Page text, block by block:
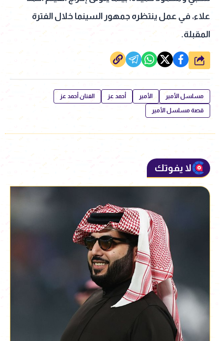
علاء، في عمل ينتظره جمهور السينما خلال الفترة
المقبلة.
شارك
مسلسل الأمير الأمير أحمد عز الفنان أحمد عز
قصة مسلسل الأمير
لا يفوتك